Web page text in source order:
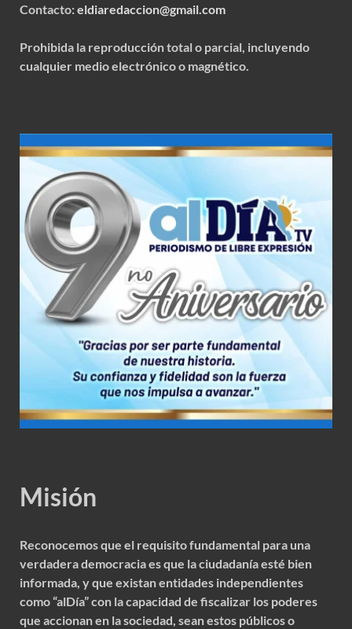
Contacto:eldiaredaccion@gmail.com
Prohibida la reproducción total o parcial, incluyendo
cualquier medio electrónico o magnético.
Misión
Reconocemos que el requisito fundamental para una
verdadera democracia es que la ciudadanía esté bien
informada, y que existan entidades independientes
como “alDía” con la capacidad de fiscalizar los poderes
que accionan en la sociedad, sean estos públicos o